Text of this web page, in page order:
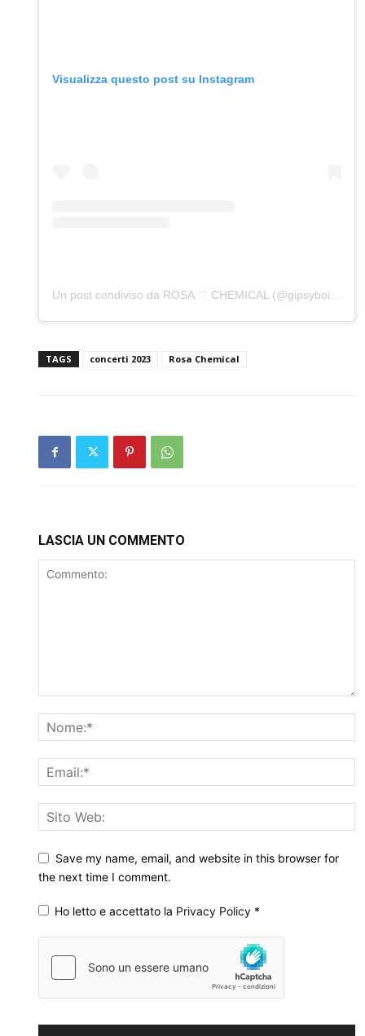
Visualizza questo post su Instagram
TAGS concerti 2023 Rosa Chemical
LASCIA UN COMMENTO
Save my name, email, and website in this browser for
the next time I comment.
Ho letto e accettato la Privacy Policy *